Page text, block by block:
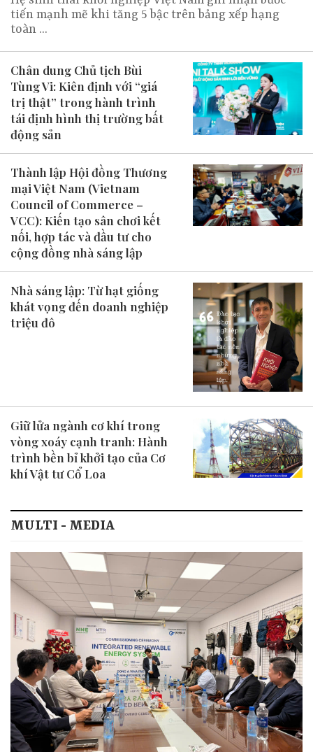
tiến mạnh mẽ khi tăng 5 bậc trên bảng xếp hạng
toàn ...
Chân dung Chủ tịch Bùi
Tùng Vi: Kiên định với “giá
trị thật” trong hành trình
tái định hình thị trường bất
động sản
Thành lập Hội đồng Thương
mại Việt Nam (Vietnam
Council of Commerce –
VCC): Kiến tạo sân chơi kết
nối, hợp tác và đầu tư cho
cộng đồng nhà sáng lập
Nhà sáng lập: Từ hạt giống
khát vọng đến doanh nghiệp
triệu đô
Giữ lửa ngành cơ khí trong
vòng xoáy cạnh tranh: Hành
trình bền bỉ khởi tạo của Cơ
khí Vật tư Cổ Loa
MULTI - MEDIA